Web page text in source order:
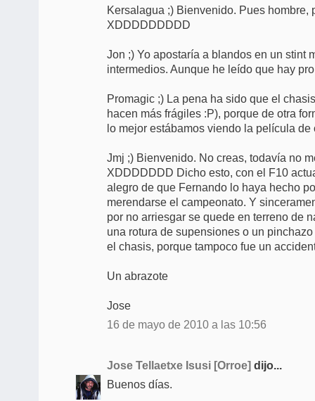
Kersalagua ;) Bienvenido. Pues hombre,
XDDDDDDDDD
Jon ;) Yo apostaría a blandos en un stint
intermedios. Aunque he leído que hay
Promagic ;) La pena ha sido que el
hacen más frágiles :P), porque de otra
lo mejor estábamos viendo la película
Jmj ;) Bienvenido. No creas, todavía no
XDDDDDDD Dicho esto, con el F10
alegro de que Fernando lo haya hecho
merendarse el campeonato. Y
por no arriesgar se quede en terreno de
una rotura de supensiones o un
el chasis, porque tampoco fue un
Un abrazote
Jose
16 de mayo de 2010 a las 10:56
Jose Tellaetxe Isusi [Orroe] dijo...
Buenos días.